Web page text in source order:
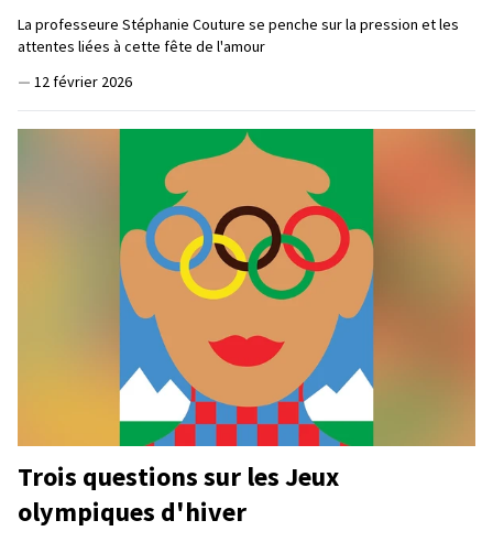
La professeure Stéphanie Couture se penche sur la pression et les
attentes liées à cette fête de l'amour
— 12 février 2026
Trois questions sur les Jeux
olympiques d'hiver